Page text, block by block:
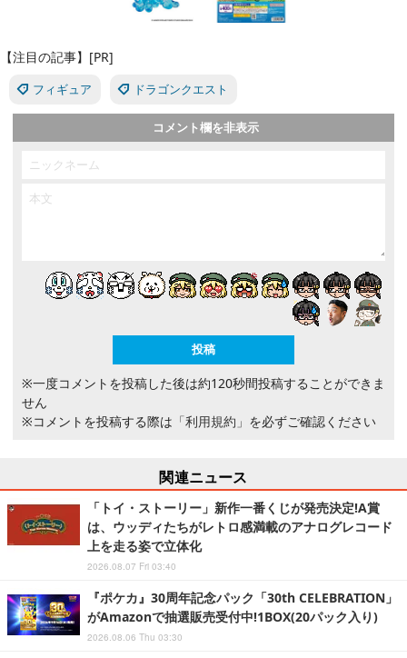
【注目の記事】[PR]
フィギュア ドラゴンクエスト
コメント欄を非表示
※一度コメントを投稿した後は約120秒間投稿することができま
せん
※コメントを投稿する際は 「利用規約」 を必ずご確認ください
関連ニュース
「トイ・ストーリー」新作一番くじが発売決定!A賞
は、ウッディたちがレトロ感満載のアナログレコード
上を走る姿で立体化
2026.08.07 Fri 03:40
『ポケカ』30周年記念パック「30th CELEBRATION」
がAmazonで抽選販売受付中!1BOX(20パック入り)
2026.08.06 Thu 03:30